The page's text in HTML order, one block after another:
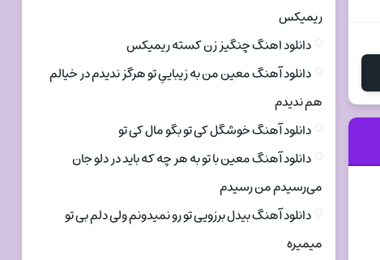
ریمیکس
دانلود اهنگ چنگیز زن کسته ریمیکس
دانلود آهنگ معین من به زیباییِ تو هرگز ندیدم در خیالم
هم ندیدم
دانلود آهنگ خوشگل کی تو بگو مال کی تو
دانلود آهنگ معین با تو به هر چه که باید در دلو جان
می‌رسیدم من رسیدم
دانلود آهنگ بیدل برزویی تو رو نمیدونم ولی دلم بی تو
میمیره